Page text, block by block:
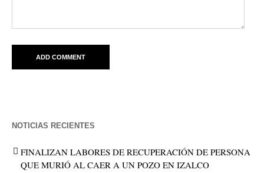
NOTICIAS RECIENTES
FINALIZAN LABORES DE RECUPERACIÓN DE PERSONA
QUE MURIÓ AL CAER A UN POZO EN IZALCO